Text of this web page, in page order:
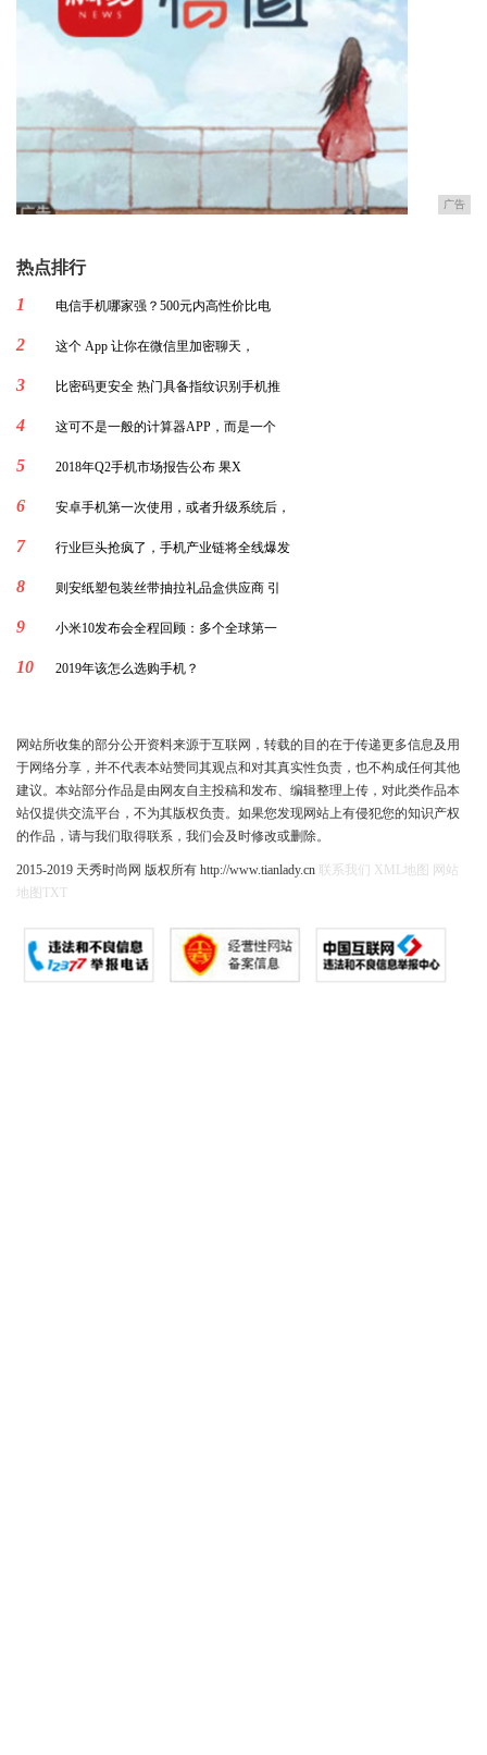
广告
热点排行
1
电信手机哪家强？500元内高性价比电
2 这个 App 让你在微信里加密聊天，
3 比密码更安全 热门具备指纹识别手机推
4 这可不是一般的计算器APP，而是一个
5 2018年Q2手机市场报告公布 果X
6 安卓手机第一次使用，或者升级系统后，
7 行业巨头抢疯了，手机产业链将全线爆发
8 则安纸塑包装丝带抽拉礼品盒供应商 引
9 小米10发布会全程回顾：多个全球第一
10 2019年该怎么选购手机？
网站所收集的部分公开资料来源于互联网，转载的目的在于传递更多信息及用
于网络分享，并不代表本站赞同其观点和对其真实性负责，也不构成任何其他
建议。本站部分作品是由网友自主投稿和发布、编辑整理上传，对此类作品本
站仅提供交流平台，不为其版权负责。如果您发现网站上有侵犯您的知识产权
的作品，请与我们取得联系，我们会及时修改或删除。
2015-2019 天秀时尚网 版权所有 http://www.tianlady.cn 联系我们 XML地图
网站
地图
TXT